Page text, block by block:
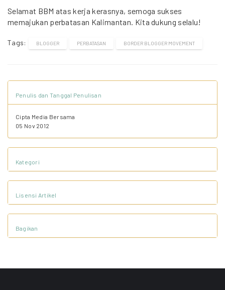
Selamat BBM atas kerja kerasnya, semoga sukses
memajukan perbatasan Kalimantan. Kita dukung selalu!
Tags: BLOGGER PERBATASAN BORDER BLOGGER MOVEMENT
Penulis dan Tanggal Penulisan
Cipta Media Bersama
05 Nov 2012
Kategori
Lisensi Artikel
Bagikan